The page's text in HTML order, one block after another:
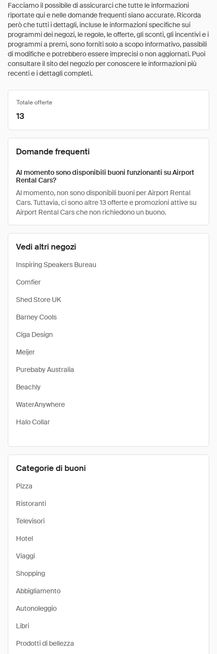
Facciamo il possibile di assicurarci che tutte le informazioni
riportate qui e nelle domande frequenti siano accurate. Ricorda
però che tutti i dettagli, incluse le informazioni specifiche sui
programmi dei negozi, le regole, le offerte, gli sconti, gli incentivi e i
programmi a premi, sono forniti solo a scopo informativo, passibili
di modifiche e potrebbero essere imprecisi o non aggiornati. Puoi
consultare il sito del negozio per conoscere le informazioni più
recenti e i dettagli completi.
Vedi altri negozi
Inspiring Speakers Bureau
Comfier
Shed Store UK
Barney Cools
Ciga Design
Meijer
Purebaby Australia
Beachly
WaterAnywhere
Halo Collar
Categorie di buoni
Pizza
Ristoranti
Televisori
Hotel
Viaggi
Shopping
Abbigliamento
Autonoleggio
Libri
Prodotti di bellezza
Totale offerte
13
Domande frequenti
Al momento sono disponibili buoni funzionanti su Airport
Rental Cars?
Al momento, non sono disponibili buoni per Airport Rental
Cars. Tuttavia, ci sono altre 13 offerte e promozioni attive su
Airport Rental Cars che non richiedono un buono.